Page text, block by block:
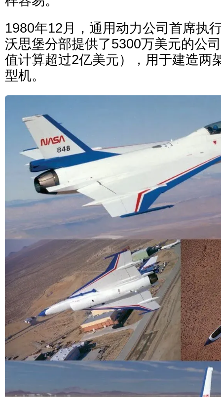
1980年12月，通用动力公司首席执
沃思堡分部提供了5300万美元的公
值计算超过2亿美元），用于建造两
型机。